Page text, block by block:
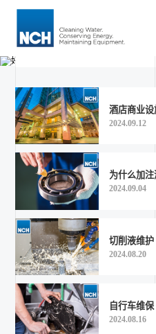
首页
关于公司
好色先生TV官网
产品中心
好色先生TV在线播放动态
可持续发展
好色先生APP免费下载
联系好色先生官网TV
公司好色先生TV在线播放
2024.09.12
2024.09.04
2024.08.20
2024.08.16